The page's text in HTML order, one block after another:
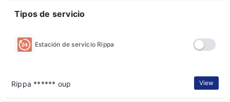
Tipos de servicio
Estación de servicio Rippa
Rippa ****** oup View